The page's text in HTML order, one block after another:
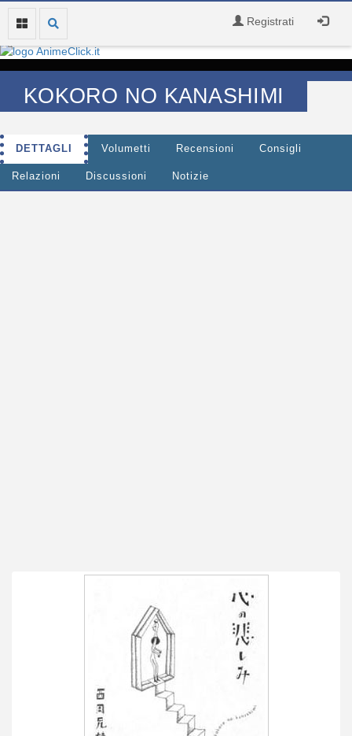
Registrati
KOKORO NO KANASHIMI
DETTAGLI Volumetti Recensioni Consigli
Relazioni Discussioni Notizie